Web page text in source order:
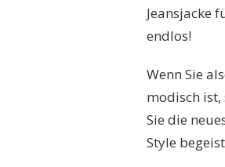
Jeansjacke
endlos!
Wenn Sie
modisch
Sie die
Style